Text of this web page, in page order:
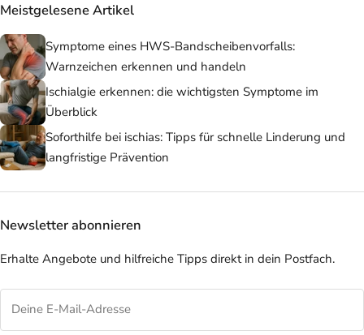
Meistgelesene Artikel
Symptome eines HWS-Bandscheibenvorfalls:
Warnzeichen erkennen und handeln
Ischialgie erkennen: die wichtigsten Symptome im
Überblick
Soforthilfe bei ischias: Tipps für schnelle Linderung und
langfristige Prävention
Newsletter abonnieren
Erhalte Angebote und hilfreiche Tipps direkt in dein Postfach.